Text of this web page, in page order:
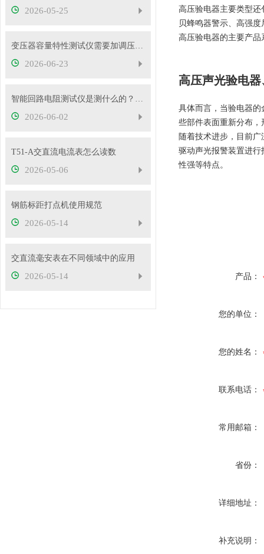
2026-05-25
变压器容量特性测试仪需要加调压器吗？
2026-06-23
智能回路电阻测试仪是测什么的？主要用途有哪些？
2026-06-02
T51-A交直流电流表怎么读数
2026-05-06
钢筋标距打点机使用规范
2026-05-14
交直流毫安表在不同领域中的应用
2026-05-14
高压验电器主要类型还
贝蜂鸣器警示、高强
高压验电器的主要产
高压声光验电
具体而言，当验电器
些部件表面重新分布
随着技术进步，目前
驱动声光报警装置进
性强等特点。
产品：
您的单位：
您的姓名：
联系电话：
常用邮箱：
省份：
详细地址：
补充说明：